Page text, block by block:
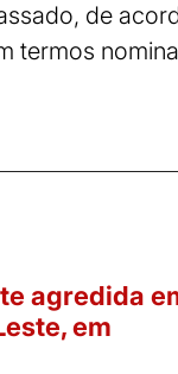
de
termos
agredida
em